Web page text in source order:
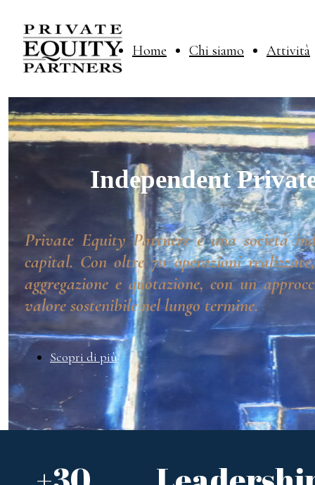
Home Chi siamo Attività
Independent
Private Equity Partners è una società
capital. Con oltre 70 operazioni
aggregazione e quotazione, con un
valore sostenibile nel lungo termine.
Scopri di più